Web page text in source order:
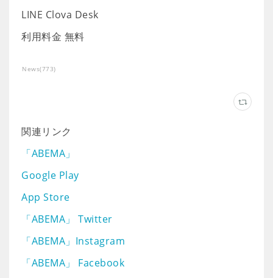
LINE Clova Desk
利用料金 無料
News(773)
関連リンク
「ABEMA」
Google Play
App Store
「ABEMA」 Twitter
「ABEMA」Instagram
「ABEMA」 Facebook